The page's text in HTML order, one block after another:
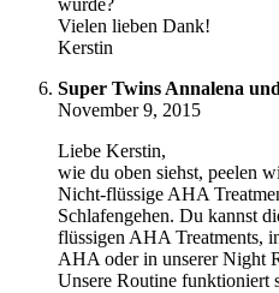
wurde?
Vielen lieben Dank!
Kerstin
Super Twins Annalena
November 9, 2015
Liebe Kerstin,
wie du oben siehst, peelen
Nicht-flüssige AHA
Schlafengehen. Du kannst
flüssigen AHA Treatments,
AHA oder in unserer Night
Unsere Routine funktioniert